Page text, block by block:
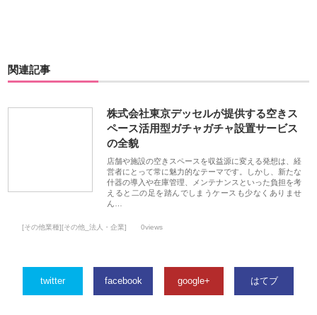
関連記事
株式会社東京デッセルが提供する空きス
ペース活用型ガチャガチャ設置サービス
の全貌
店舗や施設の空きスペースを収益源に変える発想は、経
営者にとって常に魅力的なテーマです。しかし、新たな
什器の導入や在庫管理、メンテナンスといった負担を考
えると二の足を踏んでしまうケースも少なくありませ
ん…
[その他業種][その他_法人・企業] 0views
twitter facebook google+ はてブ